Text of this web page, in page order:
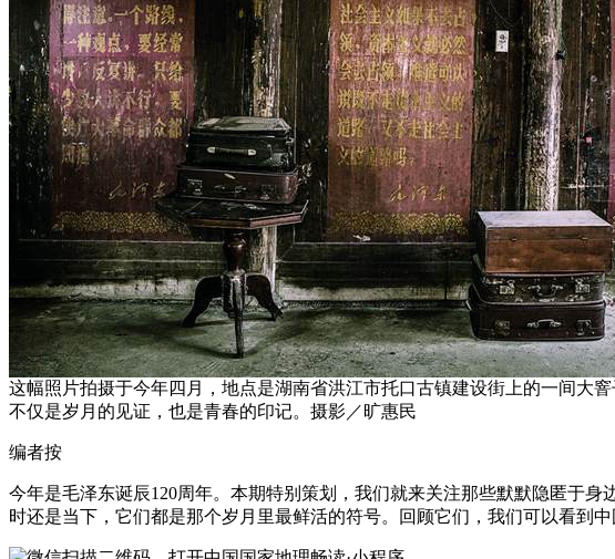
这幅照片拍摄于今年四月，地点是湖南省洪江市托口古镇建设街上的一间大
不仅是岁月的见证，也是青春的印记。摄影／旷惠民
编者按
今年是毛泽东诞辰120周年。本期特别策划，我们就来关注那些默默隐匿于
时还是当下，它们都是那个岁月里最鲜活的符号。回顾它们，我们可以看到